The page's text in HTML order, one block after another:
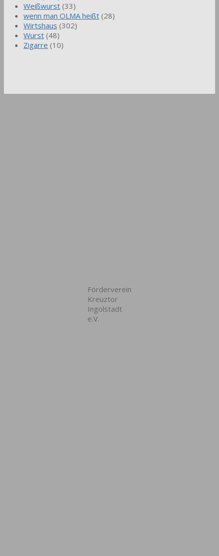
Weißwurst (33)
wenn man OLMA heißt (28)
Wirtshaus (302)
Wurst (48)
Zigarre (10)
Förderverein
Kreuztor
Ingolstadt
e.V.